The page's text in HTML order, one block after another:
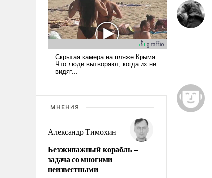
МНЕНИЯ
Александр Тимохин
Безэкипажный корабль –
задача со многими
неизвестными